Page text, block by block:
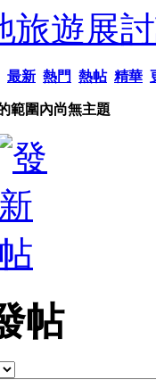
旅遊展
最新 熱門 熱帖 精華
範圍內尚無主題
帖